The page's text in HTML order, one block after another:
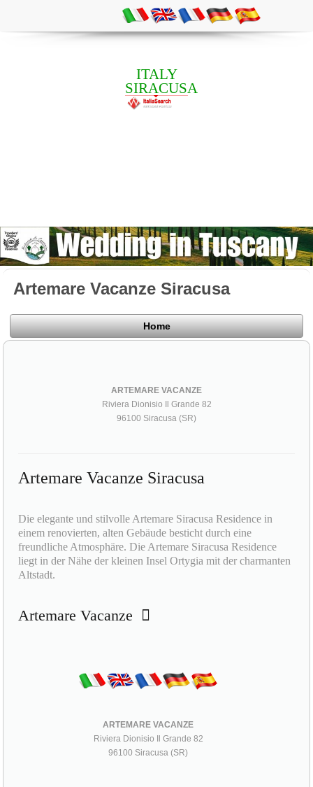
ITALY
SIRACUSA
Artemare Vacanze Siracusa
Home
ARTEMARE VACANZE
Riviera Dionisio Il Grande 82
96100 Siracusa (SR)
Artemare Vacanze Siracusa
Die elegante und stilvolle Artemare Siracusa Residence in
einem renovierten, alten Gebäude besticht durch eine
freundliche Atmosphäre. Die Artemare Siracusa Residence
liegt in der Nähe der kleinen Insel Ortygia mit der charmanten
Altstadt.
Artemare Vacanze
ARTEMARE VACANZE
Riviera Dionisio Il Grande 82
96100 Siracusa (SR)